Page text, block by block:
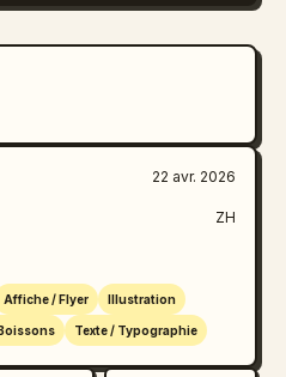
22 avr. 2026
ZH
Affiche / Flyer Illustration
Texte / Typographie